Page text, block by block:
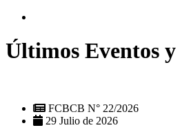
Últimos Eventos
FCBCB N° 22/2026
29 Julio de 2026